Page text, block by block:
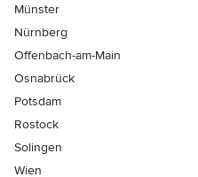
Münster
Nürnberg
Offenbach-am-Main
Osnabrück
Potsdam
Rostock
Solingen
Wien